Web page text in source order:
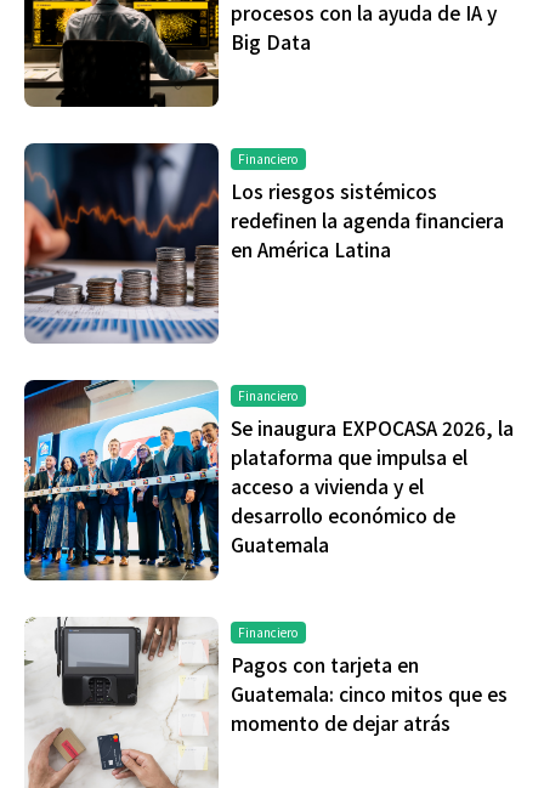
procesos con la ayuda de IA y
Big Data
Financiero
Los riesgos sistémicos
redefinen la agenda financiera
en América Latina
Financiero
Se inaugura EXPOCASA 2026, la
plataforma que impulsa el
acceso a vivienda y el
desarrollo económico de
Guatemala
Financiero
Pagos con tarjeta en
Guatemala: cinco mitos que es
momento de dejar atrás